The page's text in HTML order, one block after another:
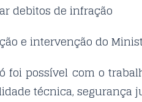
debitos de infração
e intervenção do
foi possível com o
técnica, segurança